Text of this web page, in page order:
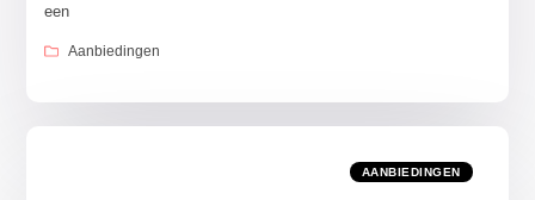
een
Aanbiedingen
AANBIEDINGEN